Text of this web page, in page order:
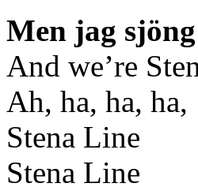
Men jag
And we’re
Ah, ha, ha, ha,
Stena Line
Stena Line